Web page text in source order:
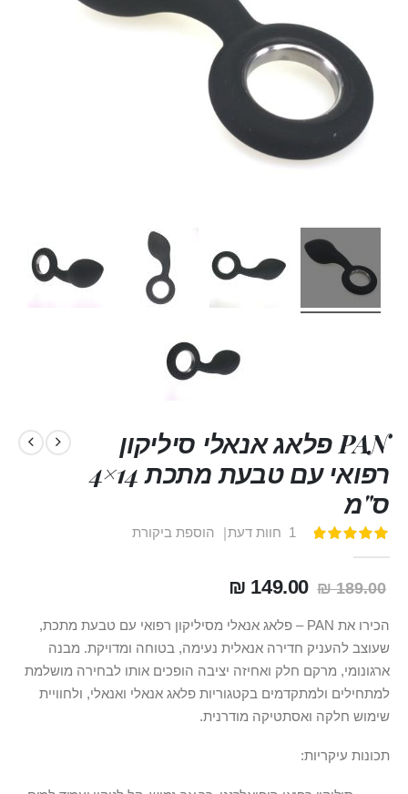
PAN פלאג אנאלי סיליקון
רפואי עם טבעת מתכת 14×4
ס"מ
דירוג:
1 חוות דעת הוספת ביקורת
189.00 ₪
149.00 ₪
הכירו את PAN – פלאג אנאלי מסיליקון רפואי עם טבעת מתכת,
שעוצב להעניק חדירה אנאלית נעימה, בטוחה ומדויקת. מבנה
ארגונומי, מרקם חלק ואחיזה יציבה הופכים אותו לבחירה מושלמת
למתחילים ולמתקדמים בקטגוריות פלאג אנאלי ואנאלי, ולחוויית
שימוש חלקה ואסתטיקה מודרנית.
תכונות עיקריות: